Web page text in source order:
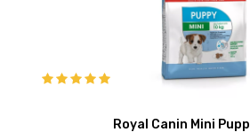
Royal Canin Mini